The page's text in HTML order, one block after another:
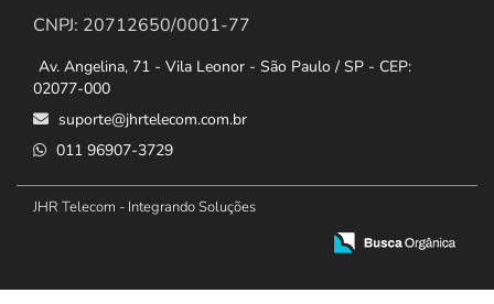
CNPJ: 20712650/0001-77
Av. Angelina, 71 - Vila Leonor - São Paulo / SP - CEP:
02077-000
suporte@jhrtelecom.com.br
011 96907-3729
JHR Telecom - Integrando Soluções